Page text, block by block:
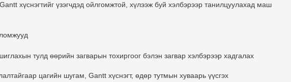
хүснэгтийг үзэгчдэд ойлгомжтой, хүлээж буй хэлбэрээр танилцуулахад маш
тулд өөрийн загварын тохиргоог бэлэн загвар хэлбэрээр хадгалах
цагийн шугам, Gantt хүснэгт, өдөр тутмын хуваарь үүсгэх